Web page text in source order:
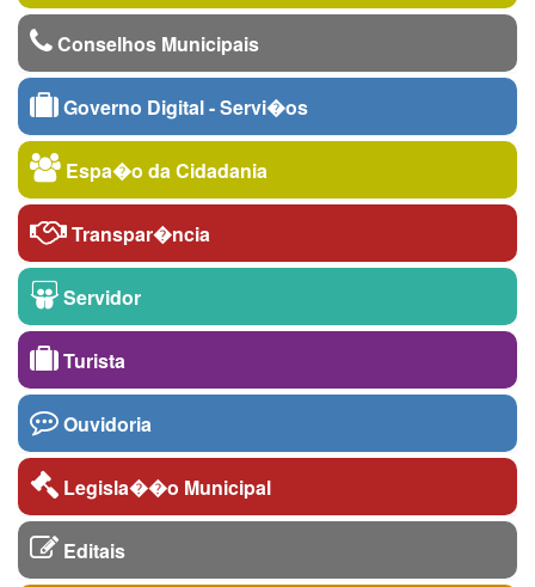
Conselhos Municipais
Governo Digital - Servi�os
Espa�o da Cidadania
Transpar�ncia
Servidor
Turista
Ouvidoria
Legisla��o Municipal
Editais